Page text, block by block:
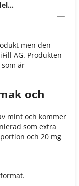
men den
AG. Produkten
är
och
mint och kommer
som extra
och 20 mg